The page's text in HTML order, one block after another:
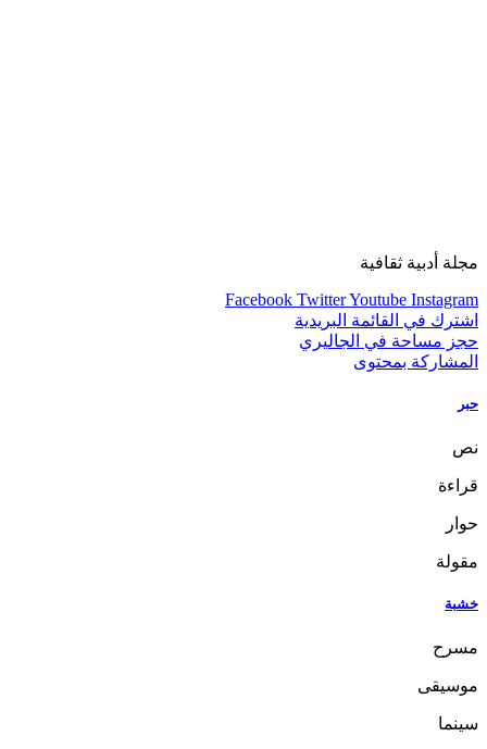
مجلة أدبية ثقافية
Facebook TwitterYoutube Instagram
اشترك في القائمة البريدية
حجز مساحة في الجاليري
المشاركة بمحتوى
حبر
نص
قراءة
حوار
مقولة
خشبة
مسرح
موسيقى
سينما